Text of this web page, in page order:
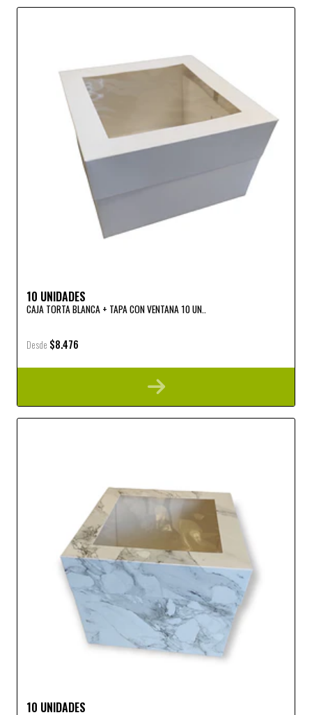
10 UNIDADES
CAJA TORTA BLANCA + TAPA CON VENTANA 10 UN..
Desde $8.476
10 UNIDADES